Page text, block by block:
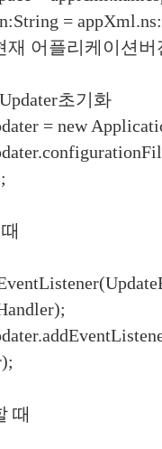
=
리케이션버전
초기화
= new